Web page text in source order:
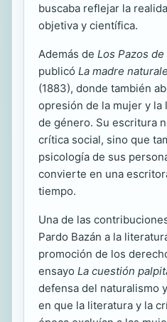
buscaba reflejar la
objetiva y científica.
Además de Los Pazos
publicó La madre
(1883), donde también
opresión de la mujer y la
de género. Su escritura
crítica social, sino que
psicología de sus
convierte en una
tiempo.
Una de las
Pardo Bazán a la
promoción de los
ensayo La cuestión
defensa del naturalismo
en que la literatura y la